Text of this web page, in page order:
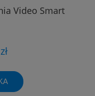
Video Smart